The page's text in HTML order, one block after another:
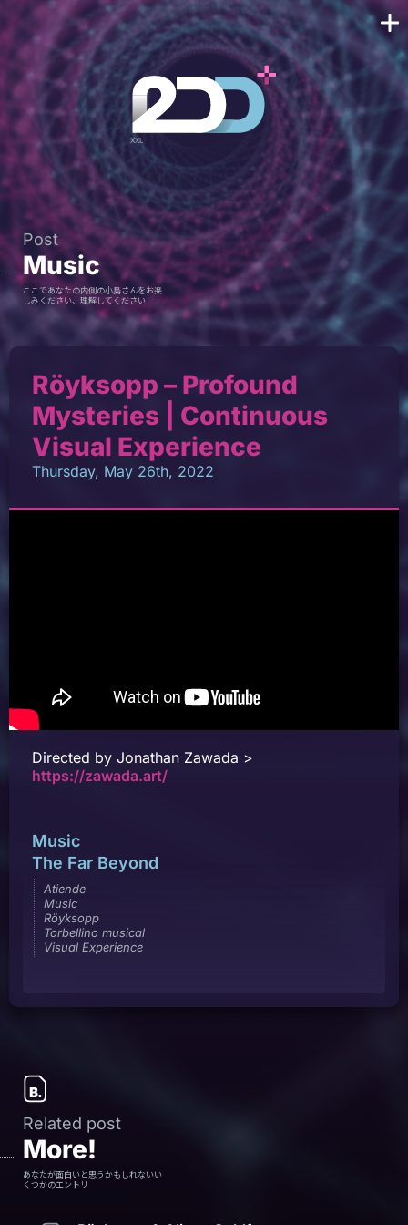
Post
Music
ここであなたの内側の小島さんをお楽
しみください、理解してください
Röyksopp – Profound
Mysteries | Continuous
Visual Experience
Thursday, May 26th, 2022
Directed by Jonathan Zawada >
https://zawada.art/
Music
The Far Beyond
Atiende
Music
Röyksopp
Torbellino musical
Visual Experience
Related post
More!
あなたが面白いと思うかもしれないい
くつかのエントリ